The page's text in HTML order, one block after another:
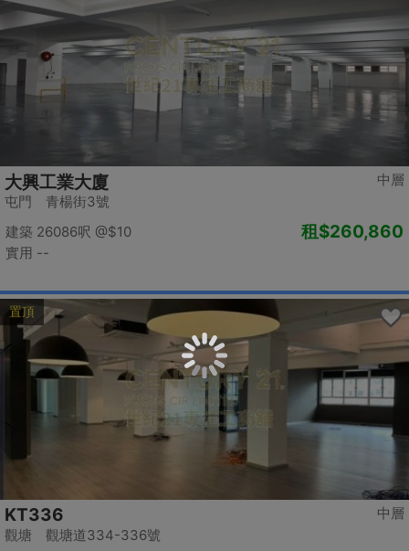
中層
大興工業大廈
屯門 青楊街3號
建築 26086呎 @$10
實用 --
租$260,860
置頂
中層
KT336
觀塘 觀塘道334-336號